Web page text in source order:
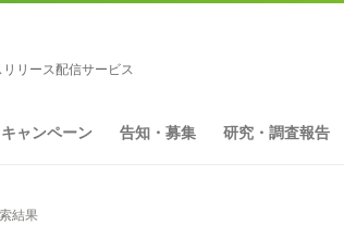
リリース配信サービス
キャンペーン 告知・募集 研究・調査報告
結果